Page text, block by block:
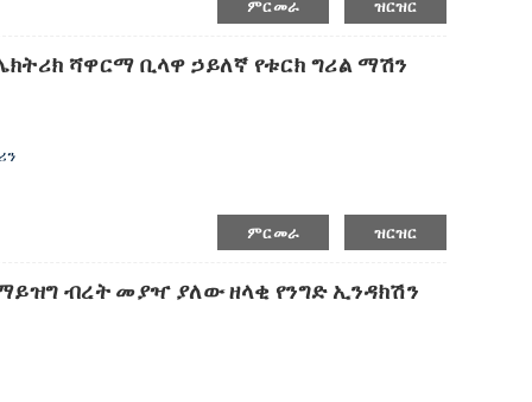
ለመጠገን ቀላል
ምርመራ ዝርዝር
ሻዋርማ ቢላዋ ኃይለኛ የቱርክ ግሪል ማሽን
ምርመራ ዝርዝር
ብረት መያዣ ያለው ዘላቂ የንግድ ኢንዳክሽን